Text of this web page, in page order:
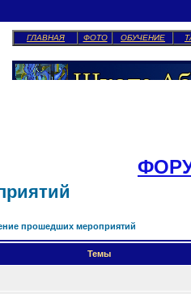
ГЛАВНАЯ ФОТО ОБУЧЕНИЕ
прошедших мероприятий
Темы